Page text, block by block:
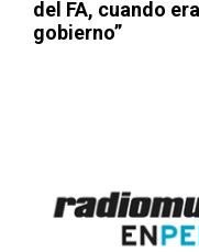
del FA, cuando
gobierno”